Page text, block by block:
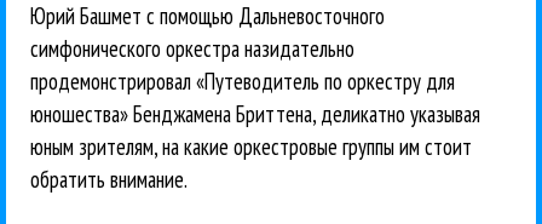
Юрий Башмет с помощью Дальневосточного
симфонического оркестра назидательно
продемонстрировал «Путеводитель по оркестру для
юношества» Бенджамена Бриттена, деликатно указывая
юным зрителям, на какие оркестровые группы им стоит
обратить внимание.